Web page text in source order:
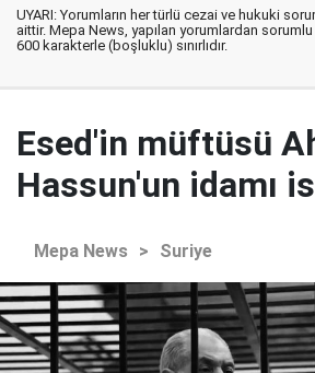
UYARI: Yorumların her türlü cezai ve hukuki
aittir. Mepa News, yapılan yorumlardan
600 karakterle (boşluklu) sınırlıdır.
Esed'in müftüsü
Hassun'un idamı
Mepa News > Suriye